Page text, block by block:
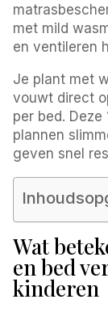
met mild
en ventileren
Je plant met
vouwt direct
per bed.
plannen
geven snel
Wat
en bed
kinderen